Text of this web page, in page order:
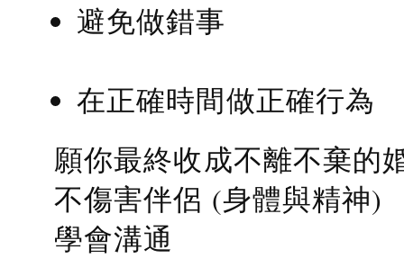
避免做錯事
在正確時間做正確行為
願你最終收成不離不棄的
不傷害伴侶 (身體與精神)
學會溝通